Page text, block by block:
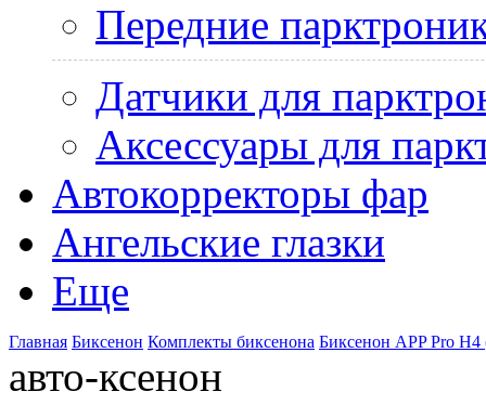
Передние
Датчики для
Аксессуары для
Автокорректоры фар
Ангельские глазки
Еще
Главная Биксенон Комплекты биксенона Биксенон APP Pro H4
авто-ксенон